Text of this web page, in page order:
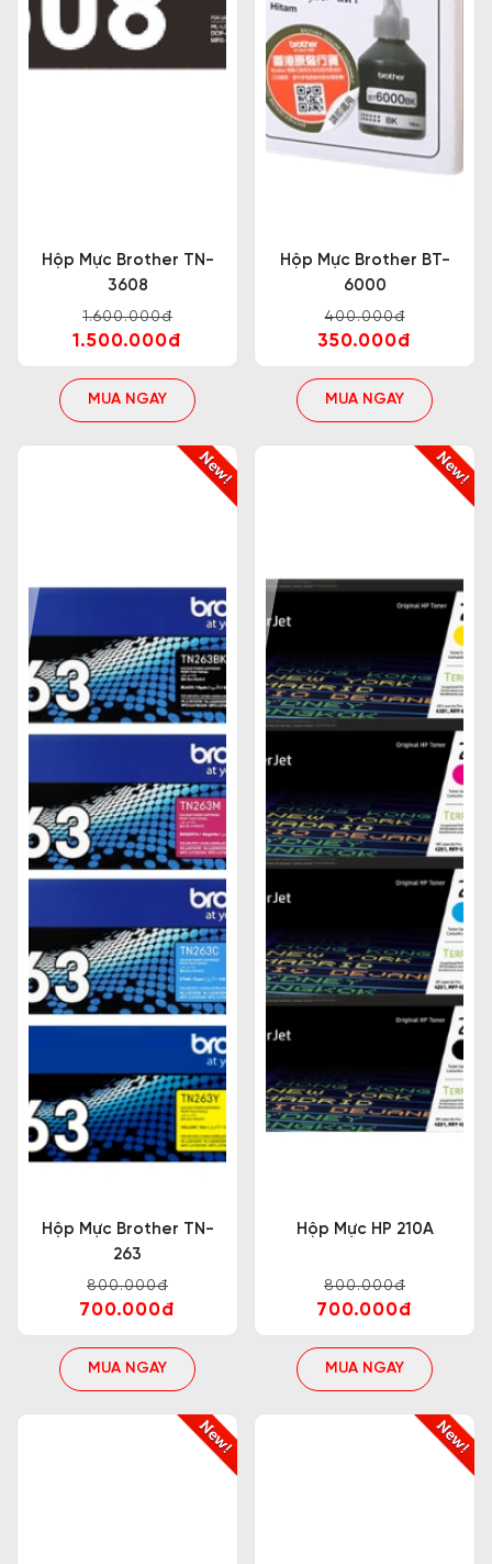
Hộp Mực Brother TN-
3608
1.600.000đ
1.500.000đ
MUA NGAY
Hộp Mực Brother BT-
6000
400.000đ
350.000đ
MUA NGAY
Hộp Mực Brother TN-
263
800.000đ
700.000đ
MUA NGAY
Hộp Mực HP 210A
800.000đ
700.000đ
MUA NGAY